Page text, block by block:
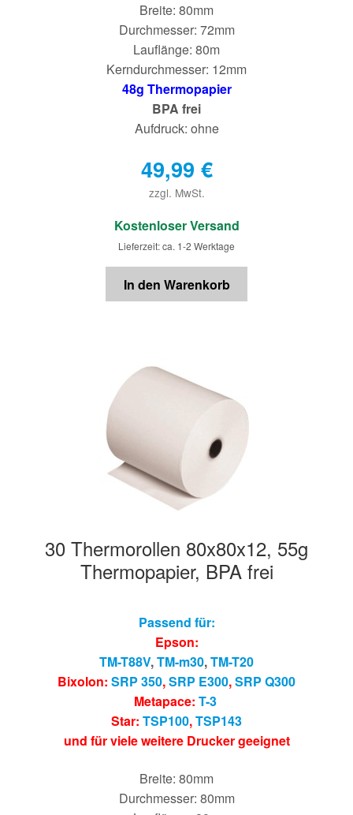
Breite: 80mm
Durchmesser: 72mm
Lauflänge: 80m
Kerndurchmesser: 12mm
48g Thermopapier
BPA frei
Aufdruck: ohne
49,99 €
zzgl. MwSt.
€
Kostenloser Versand
Lieferzeit: ca. 1-2 Werktage
In den Warenkorb
30 Thermorollen 80x80x12, 55g
Thermopapier, BPA frei
Passend für:
Epson:
TM-T88V,TM-m30,TM-T20
Bixolon: SRP 350,SRP E300,SRP Q300
Metapace: T-3
Star: TSP100,TSP143
und für viele weitere Drucker geeignet
Breite: 80mm
Durchmesser: 80mm